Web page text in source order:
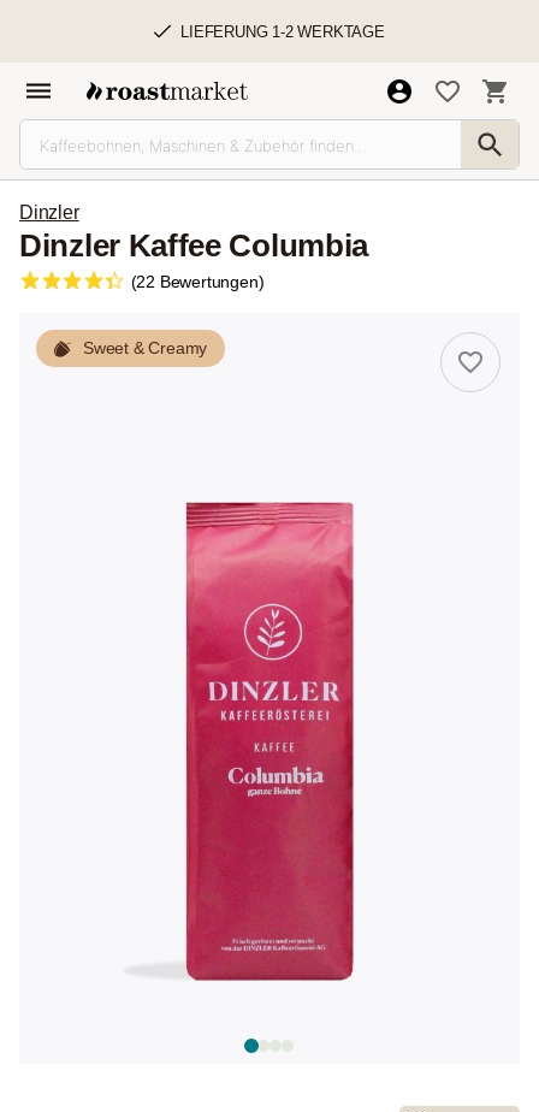
LIEFERUNG 1-2 WERKTAGE
Dinzler
Dinzler Kaffee Columbia
(22 Bewertungen)
Sweet & Creamy